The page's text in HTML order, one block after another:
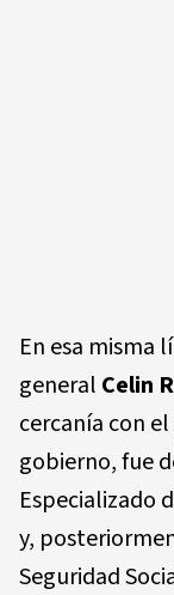
En esa misma
general Celin
cercanía con
gobierno, fue
Especializado
y,
Seguridad